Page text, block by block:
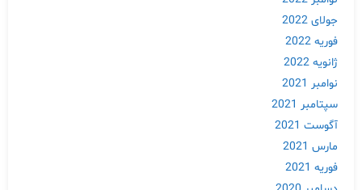
جولای 2022
فوریه 2022
ژانویه 2022
نوامبر 2021
سپتامبر 2021
آگوست 2021
مارس 2021
فوریه 2021